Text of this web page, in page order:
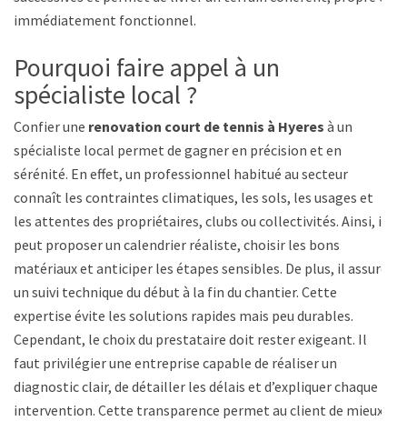
immédiatement fonctionnel.
Pourquoi faire appel à un
spécialiste local ?
Confier une renovation court de tennis à Hyeres à un
spécialiste local permet de gagner en précision et en
sérénité. En effet, un professionnel habitué au secteur
connaît les contraintes climatiques, les sols, les usages et
les attentes des propriétaires, clubs ou collectivités. Ainsi, il
peut proposer un calendrier réaliste, choisir les bons
matériaux et anticiper les étapes sensibles. De plus, il assure
un suivi technique du début à la fin du chantier. Cette
expertise évite les solutions rapides mais peu durables.
Cependant, le choix du prestataire doit rester exigeant. Il
faut privilégier une entreprise capable de réaliser un
diagnostic clair, de détailler les délais et d’expliquer chaque
intervention. Cette transparence permet au client de mieux